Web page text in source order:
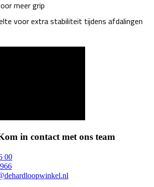
meer grip
voor extra stabiliteit tijdens afdalingen
in contact met ons team
00